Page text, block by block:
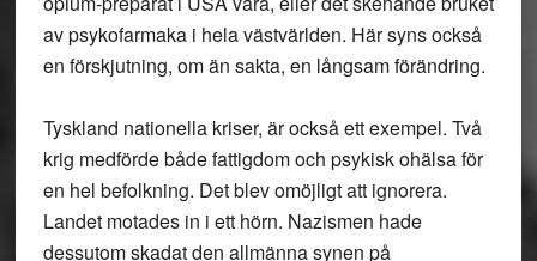
av psykofarmaka i hela västvärlden. Här syns också
en förskjutning, om än sakta, en långsam förändring.
Tyskland nationella kriser, är också ett exempel. Två
krig medförde både fattigdom och psykisk ohälsa för
en hel befolkning. Det blev omöjligt att ignorera.
Landet motades in i ett hörn. Nazismen hade
dessutom skadat den allmänna synen på